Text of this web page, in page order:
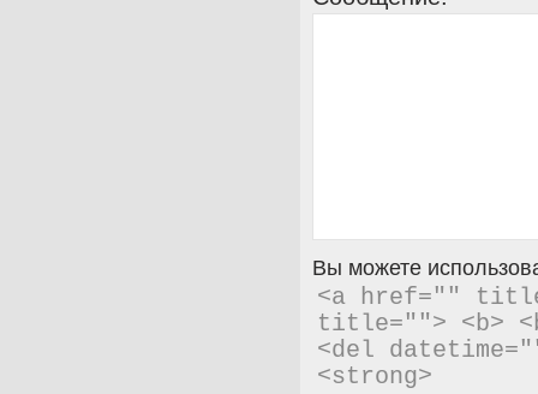
Вы можете
<a href=""
title=""> <b>
<del
<strong>